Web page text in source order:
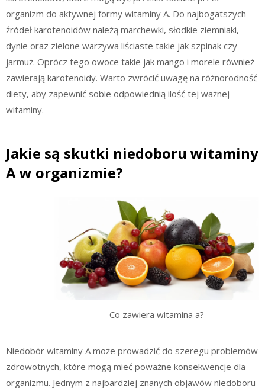
organizm do aktywnej formy witaminy A. Do najbogatszych
źródeł karotenoidów należą marchewki, słodkie ziemniaki,
dynie oraz zielone warzywa liściaste takie jak szpinak czy
jarmuż. Oprócz tego owoce takie jak mango i morele również
zawierają karotenoidy. Warto zwrócić uwagę na różnorodność
diety, aby zapewnić sobie odpowiednią ilość tej ważnej
witaminy.
Jakie są skutki niedoboru witaminy
A w organizmie?
Co zawiera witamina a?
Niedobór witaminy A może prowadzić do szeregu problemów
zdrowotnych, które mogą mieć poważne konsekwencje dla
organizmu. Jednym z najbardziej znanych objawów niedoboru